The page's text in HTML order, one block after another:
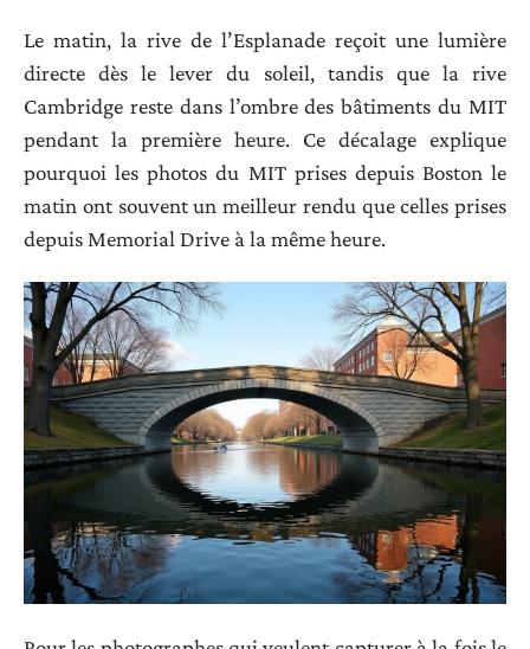
Le matin, la rive de l’Esplanade reçoit une lumière
directe dès le lever du soleil, tandis que la rive
Cambridge reste dans l’ombre des bâtiments du MIT
pendant la première heure. Ce décalage explique
pourquoi les photos du MIT prises depuis Boston le
matin ont souvent un meilleur rendu que celles prises
depuis Memorial Drive à la même heure.